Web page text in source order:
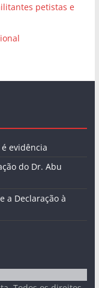
petistas e
evidência
do Dr. Abu
a Declaração à